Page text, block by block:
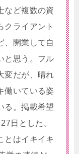
など複数の資
クライアント
、開業して自
と思う。フル
変だが、晴れ
働いている姿
る。掲載希望
日とした。
とはイキイキ